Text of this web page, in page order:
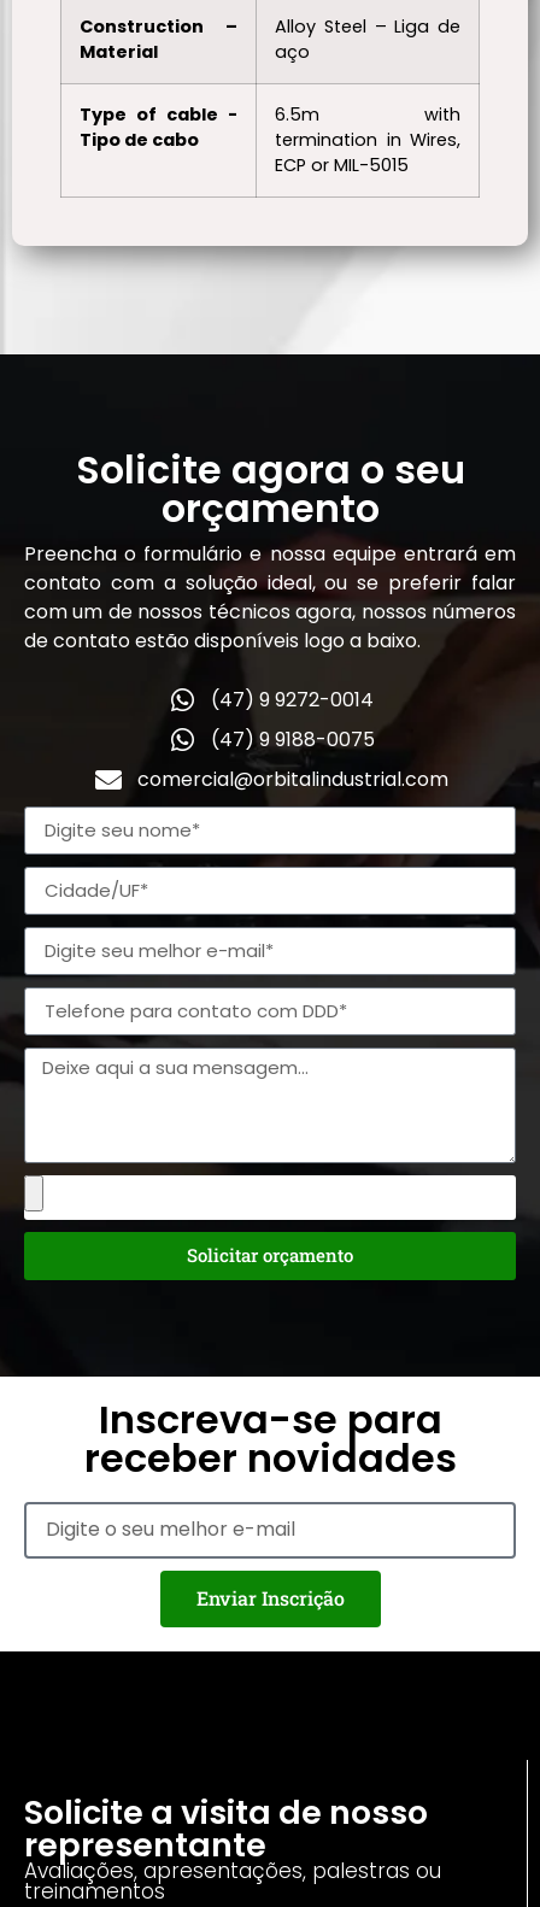
Construction –
Material
Alloy Steel – Liga de
aço
Type of cable -
Tipo de cabo
6.5m with
termination in Wires,
ECP or MIL-5015
Solicite agora o seu
orçamento
Preencha o formulário e nossa equipe entrará em
contato com a solução ideal, ou se preferir falar
com um de nossos técnicos agora, nossos números
de contato estão disponíveis logo a baixo.
(47) 9 9272-0014
(47) 9 9188-0075
comercial@orbitalindustrial.com
Solicitar orçamento
Inscreva-se para
receber novidades
Enviar Inscrição
Solicite a visita de nosso
representante
Avaliações, apresentações, palestras ou
treinamentos